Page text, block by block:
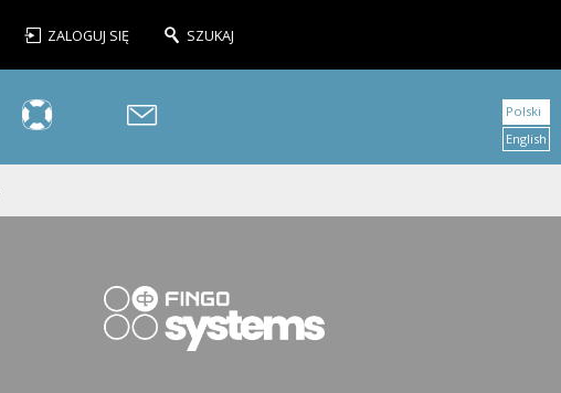
ZALOGUJ SIĘ SZUKAJ
Polski
English